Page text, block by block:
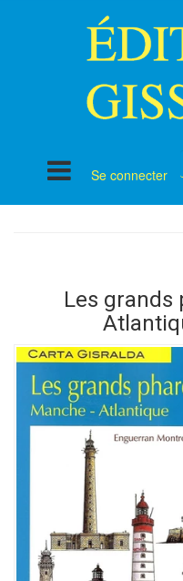
Se connecter
Les grands